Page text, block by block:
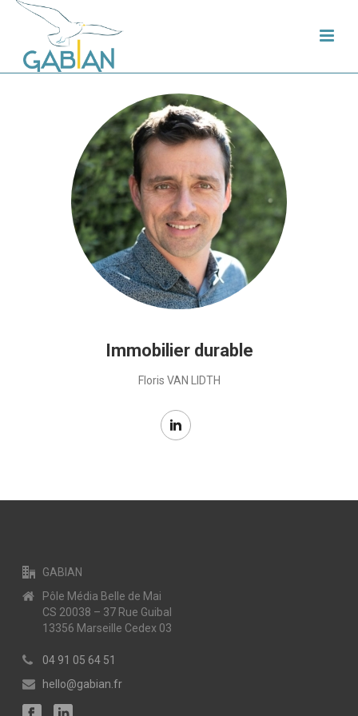
Immobilier durable
Floris VAN LIDTH
GABIAN
Pôle Média Belle de Mai
CS 20038 – 37 Rue Guibal
13356 Marseille Cedex 03
04 91 05 64 51
hello@gabian.fr